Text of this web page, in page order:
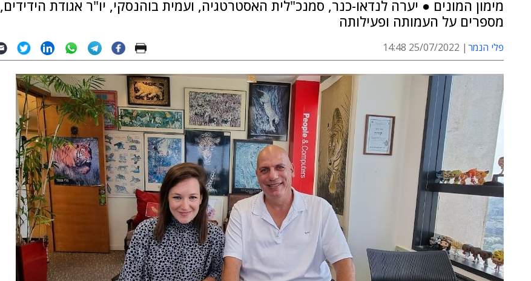
מימון המונים ● יערה לנדאו-כנר, סמנכ"לית האסטרטגיה, ועמית בוהנסקי, יו"ר אגודת הידידים,
מספרים על העמותה ופעילותה
פלי הנמר 25/07/2022 14:48